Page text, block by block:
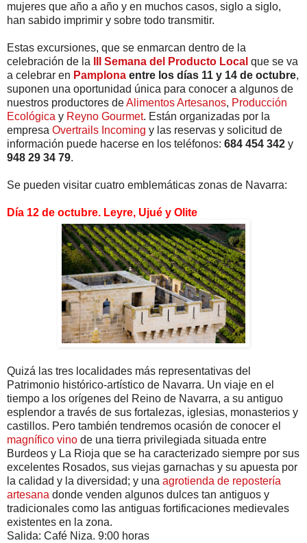
mujeres que año a año y en muchos casos, siglo a siglo,
han sabido imprimir y sobre todo transmitir.
Estas excursiones, que se enmarcan dentro de la
celebración de la
III Semana del Producto Local que se va
a celebrar en Pamplona entre los días 11 y 14 de octubre,
suponen una oportunidad única para conocer a algunos de
nuestros productores deAlimentos Artesanos, Producción
Ecológica y Reyno Gourmet. Están organizadas por la
empresa Overtrails Incoming y las reservas y solicitud de
información puede hacerse en los teléfonos: 684 454 342 y
948 29 34 79.
Se pueden visitar cuatro emblemáticas zonas de Navarra:
Día 12 de octubre. Leyre, Ujué y Olite
Quizá las tres localidades más representativas del
Patrimonio histórico-artístico de Navarra. Un viaje en el
tiempo a los orígenes del Reino de Navarra, a su antiguo
esplendor a través de sus fortalezas, iglesias, monasterios y
castillos. Pero también tendremos ocasión de conocer el
magnífico vino de una tierra privilegiada situada entre
Burdeos y La Rioja que se ha caracterizado siempre por sus
excelentes Rosados, sus viejas garnachas y su apuesta por
la calidad y la diversidad; y una agrotienda de repostería
artesana donde venden algunos dulces tan antiguos y
tradicionales como las antiguas fortificaciones medievales
existentes en la zona.
Salida: Café Niza. 9:00 horas